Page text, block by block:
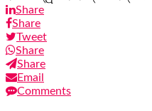
Share
Share
Tweet
Share
Share
Email
Comments